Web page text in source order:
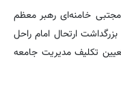
خامنه‌ای رهبر معظم
ارتحال امام راحل
تکلیف مدیریت جامعه